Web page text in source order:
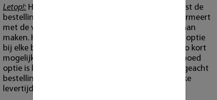
Letop!: Het is absoluut NIET de bedoeling dat u eerst de
bestelling maakt, en u vervolgens er ons over informeert
met de verwachting dat we het ook met spoed gaan
maken. Het is ook NIET de bedoeling om de spoed optie
bij elke bestelling in te zetten om op deze wijze zo kort
mogelijke bestelling/levertijd af te dwingen. De spoed
optie is bedoeld voor spoed gevallen. Men wordt geacht
bestelling op tijd te maken volgens de gebruikelijke
levertijden.